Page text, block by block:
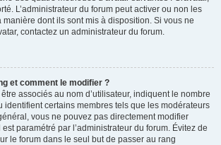
L’administrateur du forum peut activer ou non les
dont ils sont mis à disposition. Si vous ne
contactez un administrateur du forum.
et comment le modifier ?
associés au nom d’utilisateur, indiquent le nombre
identifient certains membres tels que les modérateurs
vous ne pouvez pas directement modifier
est paramétré par l’administrateur du forum. Évitez de
le forum dans le seul but de passer au rang